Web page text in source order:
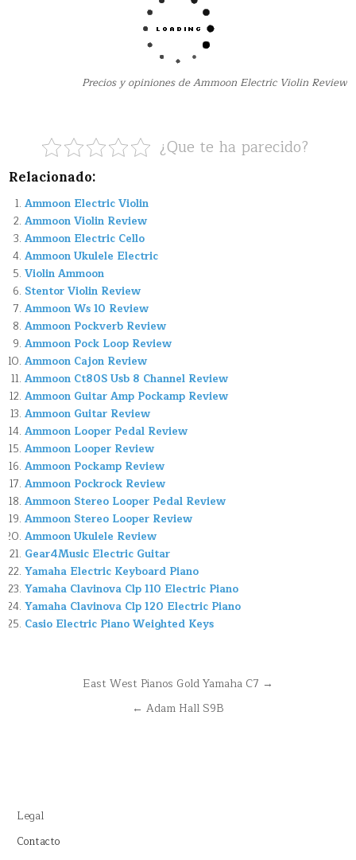
Precios y opiniones de Ammoon Electric Violin Review
¿Que te ha parecido?
Relacionado:
Ammoon Electric Violin
Ammoon Violin Review
Ammoon Electric Cello
Ammoon Ukulele Electric
Violin Ammoon
Stentor Violin Review
Ammoon Ws 10 Review
Ammoon Pockverb Review
Ammoon Pock Loop Review
Ammoon Cajon Review
Ammoon Ct80S Usb 8 Channel Review
Ammoon Guitar Amp Pockamp Review
Ammoon Guitar Review
Ammoon Looper Pedal Review
Ammoon Looper Review
Ammoon Pockamp Review
Ammoon Pockrock Review
Ammoon Stereo Looper Pedal Review
Ammoon Stereo Looper Review
Ammoon Ukulele Review
Gear4Music Electric Guitar
Yamaha Electric Keyboard Piano
Yamaha Clavinova Clp 110 Electric Piano
Yamaha Clavinova Clp 120 Electric Piano
Casio Electric Piano Weighted Keys
NavegaciónEast West Pianos Gold Yamaha C7 →
← Adam Hall S9B
Legal
Contacto